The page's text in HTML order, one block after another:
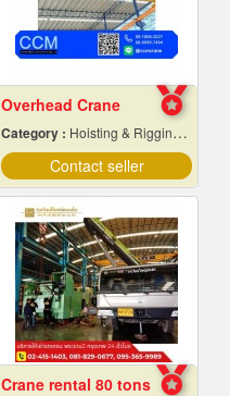
Overhead Crane
Category : Hoisting & Rigging Equipment
Contact seller
Crane rental 80 tons